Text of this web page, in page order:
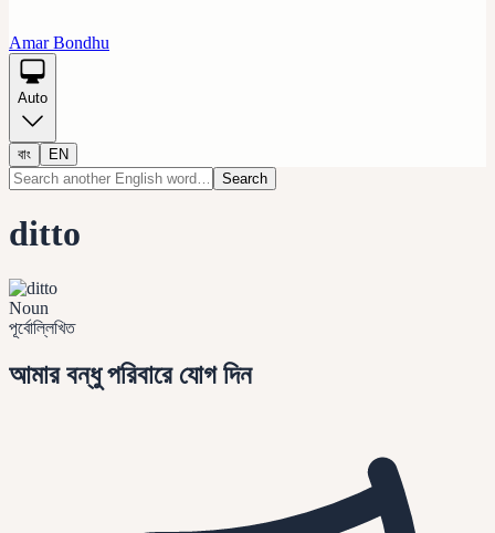
Amar Bondhu
Auto
বাং
EN
Search
ditto
Noun
পূর্বোল্লিখিত
আমার বন্ধু পরিবারে যোগ দিন